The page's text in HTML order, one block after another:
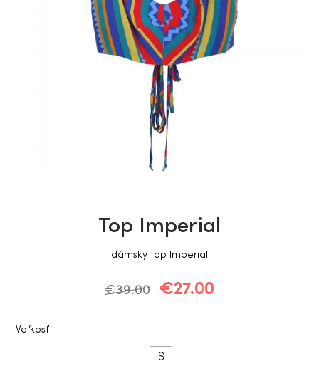
Top Imperial
dámsky top Imperial
€39.00 €27.00
Veľkosť
S